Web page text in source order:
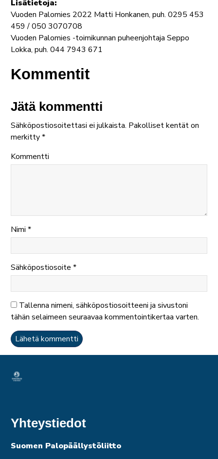
Lisätietoja:
Vuoden Palomies 2022 Matti Honkanen, puh. 0295 453
459 / 050 3070708
Vuoden Palomies -toimikunnan puheenjohtaja Seppo
Lokka, puh. 044 7943 671
Kommentit
Jätä kommentti
Sähköpostiosoitettasi ei julkaista. Pakolliset kentät on
merkitty*
Kommentti
Nimi*
Sähköpostiosoite*
Tallenna nimeni, sähköpostiosoitteeni ja sivustoni
tähän selaimeen seuraavaa kommentointikertaa varten.
Yhteystiedot
Suomen Palopäällystöliitto